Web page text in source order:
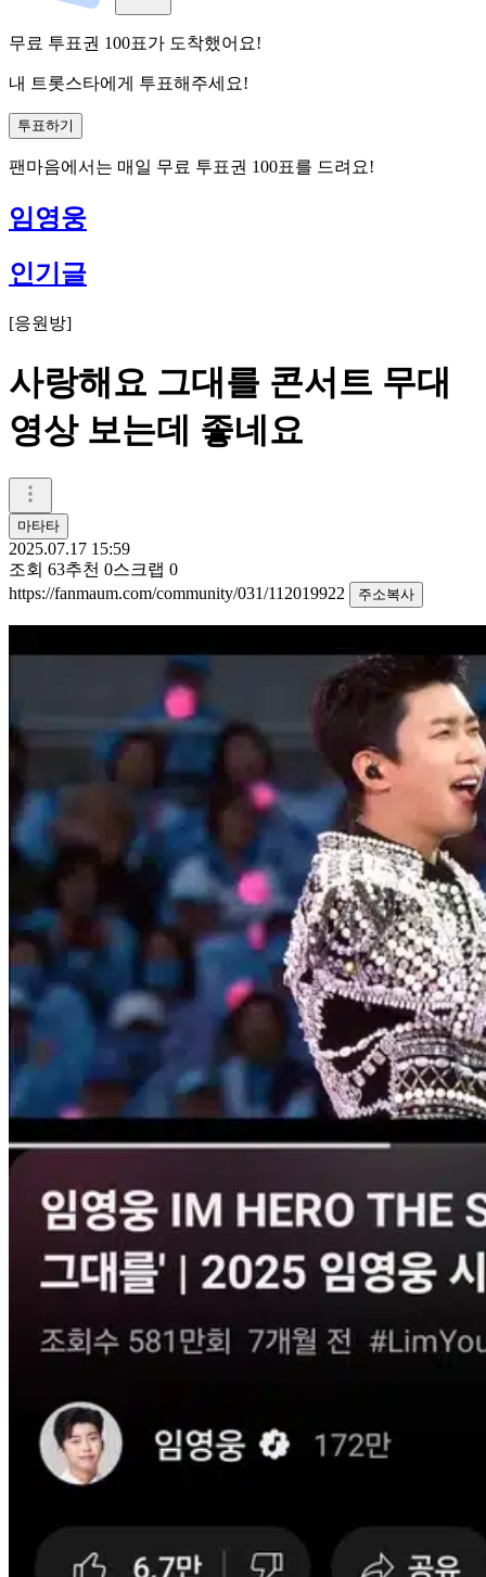
무료 투표권 100표가 도착했어요!
내 트롯스타에게 투표해주세요!
투표하기
팬마음에서는 매일 무료 투표권 100표를 드려요!
임영웅
인기글
[응원방]
사랑해요 그대를 콘서트 무대
영상 보는데 좋네요
마타타
2025.07.17 15:59
조회 63추천 0스크랩 0
https://fanmaum.com/community/031/112019922
주소복사